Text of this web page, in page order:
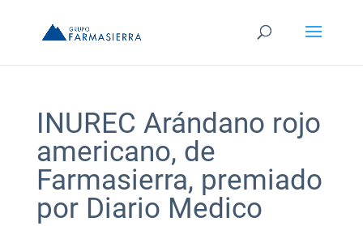
INUREC Arándano rojo
americano, de
Farmasierra, premiado
por Diario Medico